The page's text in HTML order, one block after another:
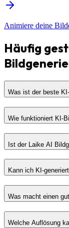
Animiere deine
Häufig
Was ist der beste
Wie funktioniert KI-
Ist der Laike AI
Kann ich KI-
Was macht einen
Welche Auflösung